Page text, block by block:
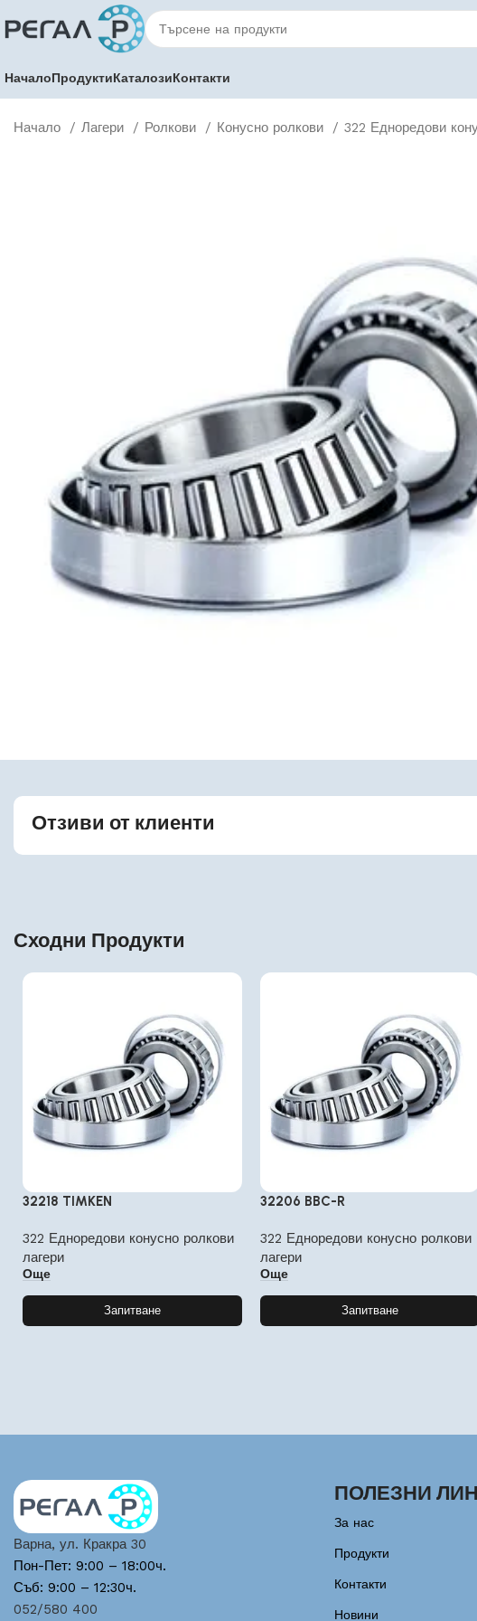
НачалоПродуктиКаталозиКонтакти
Начало Лагери Ролкови Конусно ролкови 322 Едноредови
Отзиви от клиенти
Сходни Продукти
32218 TIMKEN
322 Едноредови конусно ролкови
лагери
Още
Запитване
32206 BBC-R
322 Едноредови конусно ролкови
лагери
Още
Запитване
Варна, ул. Кракра 30
Пон-Пет: 9:00 – 18:00ч.
Съб: 9:00 – 12:30ч.
052/580 400
ПОЛЕЗНИ
За нас
Продукти
Контакти
Новини